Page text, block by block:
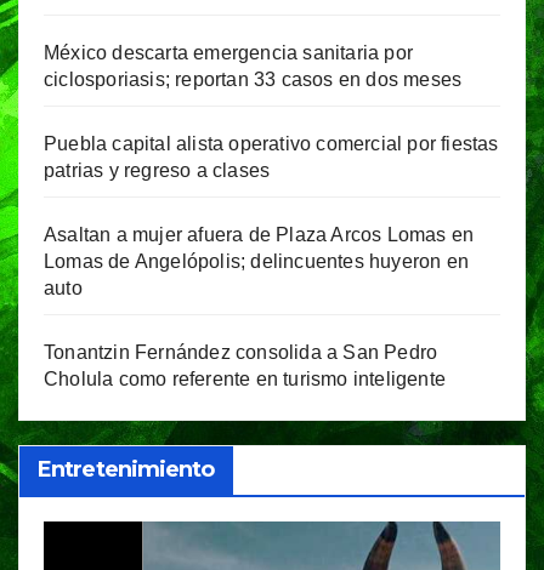
México descarta emergencia sanitaria por
ciclosporiasis; reportan 33 casos en dos meses
Puebla capital alista operativo comercial por fiestas
patrias y regreso a clases
Asaltan a mujer afuera de Plaza Arcos Lomas en
Lomas de Angelópolis; delincuentes huyeron en
auto
Tonantzin Fernández consolida a San Pedro
Cholula como referente en turismo inteligente
Entretenimiento